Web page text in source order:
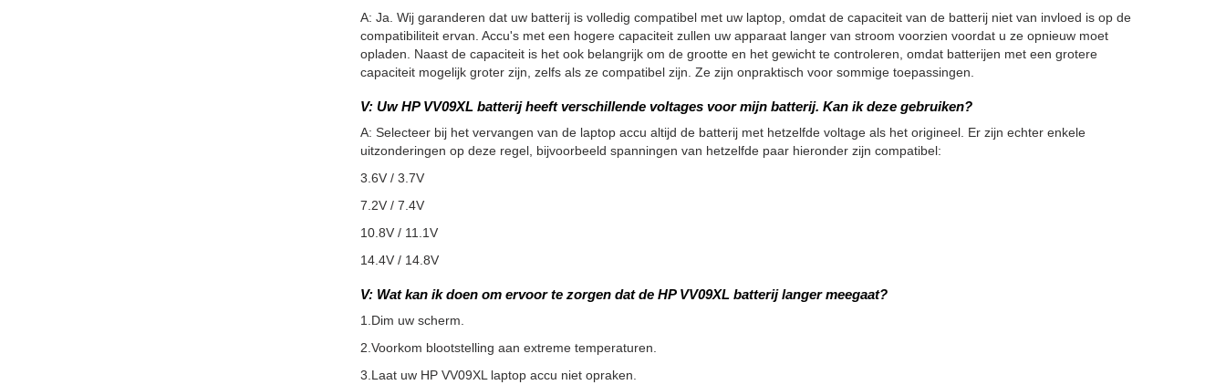
A: Ja. Wij garanderen dat uw batterij is volledig compatibel met uw laptop, omdat de capaciteit van de batterij niet van invloed is op de
compatibiliteit ervan. Accu's met een hogere capaciteit zullen uw apparaat langer van stroom voorzien voordat u ze opnieuw moet
opladen. Naast de capaciteit is het ook belangrijk om de grootte en het gewicht te controleren, omdat batterijen met een grotere
capaciteit mogelijk groter zijn, zelfs als ze compatibel zijn. Ze zijn onpraktisch voor sommige toepassingen.
V: Uw HP VV09XL batterij heeft verschillende voltages voor mijn batterij. Kan ik deze gebruiken?
A: Selecteer bij het vervangen van de laptop accu altijd de batterij met hetzelfde voltage als het origineel. Er zijn echter enkele
uitzonderingen op deze regel, bijvoorbeeld spanningen van hetzelfde paar hieronder zijn compatibel:
3.6V / 3.7V
7.2V / 7.4V
10.8V / 11.1V
14.4V / 14.8V
V: Wat kan ik doen om ervoor te zorgen dat de HP VV09XL batterij langer meegaat?
1.Dim uw scherm.
2.Voorkom blootstelling aan extreme temperaturen.
3.Laat uw HP VV09XL laptop accu niet opraken.